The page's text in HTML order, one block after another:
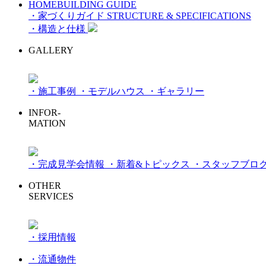
HOMEBUILDING GUIDE
・家づくりガイド STRUCTURE & SPECIFICATIONS
・構造と仕様
GALLERY
・施工事例 ・モデルハウス ・ギャラリー
INFOR-
MATION
・完成見学会情報 ・新着&トピックス ・スタッフブロ
OTHER
SERVICES
・採用情報
・流通物件